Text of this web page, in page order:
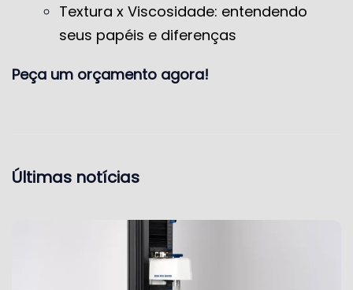
Textura x Viscosidade: entendendo
seus papéis e diferenças
Peça um orçamento agora!
Últimas notícias